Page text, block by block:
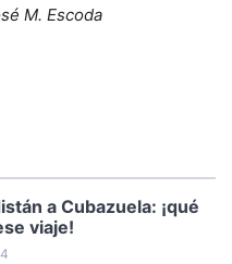
M. Escoda
a Cubazuela: ¡qué
viaje!